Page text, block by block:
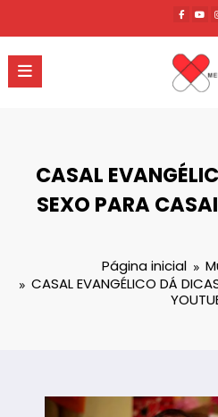
o
conteúdo
CASAL
SEXO PARA
Página inicial
CASAL EVANGÉLICO DÁ